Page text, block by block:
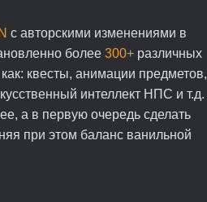
с авторскими изменениями в
более 300+различных
квесты, анимации предметов,
интеллект НПС и т.д.
а в первую очередь сделать
при этом баланс ванильной